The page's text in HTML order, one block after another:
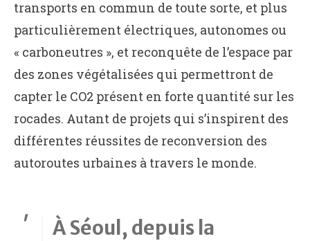
transports en commun de toute sorte, et plus
particulièrement électriques, autonomes ou
« carboneutres », et reconquête de l’espace par
des zones végétalisées qui permettront de
capter le CO2 présent en forte quantité sur les
rocades. Autant de projets qui s’inspirent des
différentes réussites de reconversion des
autoroutes urbaines à travers le monde.
À Séoul, depuis la